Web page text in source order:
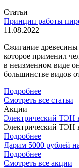
Статьи
Принцип работы
11.08.2022
Сжигание древесины
которое применил
в неизменном виде
большинстве видов
Подробнее
Смотреть все статьи
Акции
Электрический ТЭН
Электрический ТЭН
Подробнее
Дарим 5000 рублей
Подробнее
Смотреть все акции